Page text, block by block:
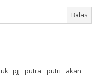
Balas
pjj putra putri akan